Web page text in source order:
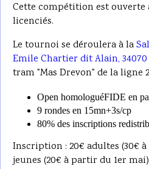
Cette compétition est ouverte
licenciés.
Le tournoi se déroulera à la
Emile Chartier dit Alain,
tram "Mas Drevon" de la ligne
Open homologuéFIDE en
9 rondes en 15mn+3s/cp
80% des inscriptions
Inscription : 20€ adultes (30€
jeunes (20€ à partir du 1er mai)